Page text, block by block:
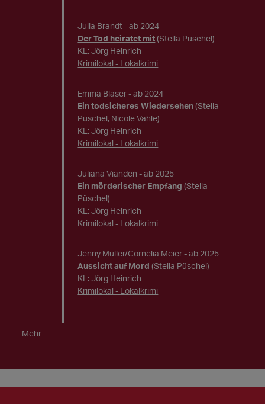
Julia Brandt - ab 2024
Der Tod heiratet mit (Stella Püschel)
KL: Jörg Heinrich
Krimilokal - Lokalkrimi
Emma Bläser - ab 2024
Ein todsicheres Wiedersehen (Stella
Püschel, Nicole Vahle)
KL: Jörg Heinrich
Krimilokal - Lokalkrimi
Juliana Vianden - ab 2025
Ein mörderischer Empfang (Stella
Püschel)
KL: Jörg Heinrich
Krimilokal - Lokalkrimi
Jenny Müller/Cornelia Meier - ab 2025
Aussicht auf Mord (Stella Püschel)
KL: Jörg Heinrich
Krimilokal - Lokalkrimi
Mehr